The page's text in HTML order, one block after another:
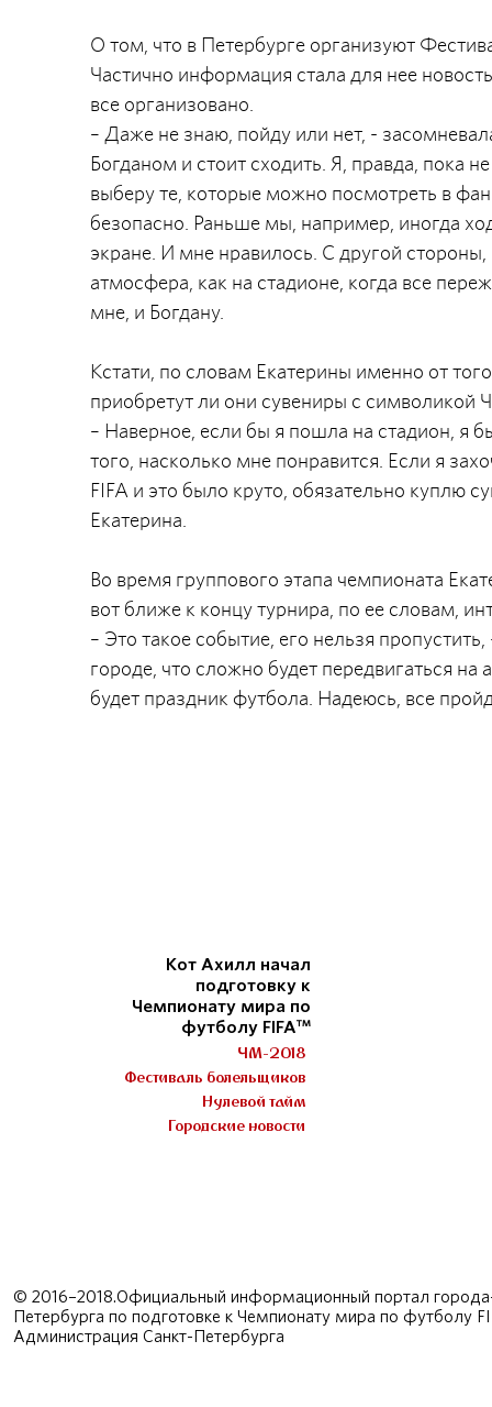
О том, что в Петербурге организуют
Частично информация стала для нее
все организовано.
– Даже не знаю, пойду или нет, -
Богданом и стоит сходить. Я, правда, пока
выберу те, которые можно посмотреть в
безопасно. Раньше мы, например, иногда
экране. И мне нравилось. С другой
атмосфера, как на стадионе, когда все
мне, и Богдану.
Кстати, по словам Екатерины именно от
приобретут ли они сувениры с символикой
– Наверное, если бы я пошла на стадион, я
того, насколько мне понравится. Если я
FIFA и это было круто, обязательно куплю
Екатерина.
Во время группового этапа чемпионата
вот ближе к концу турнира, по ее словам,
– Это такое событие, его нельзя
городе, что сложно будет передвигаться
будет праздник футбола. Надеюсь, все
Кот Ахилл начал
подготовку к
Чемпионату мира по
футболу FIFA™
ЧМ-2018
Фестиваль болельщиков
Нулевой тайм
Городские новости
© 2016–2018.Официальный информационный портал
Петербурга по подготовке к Чемпионату мира по футболу
Администрация Санкт-Петербурга